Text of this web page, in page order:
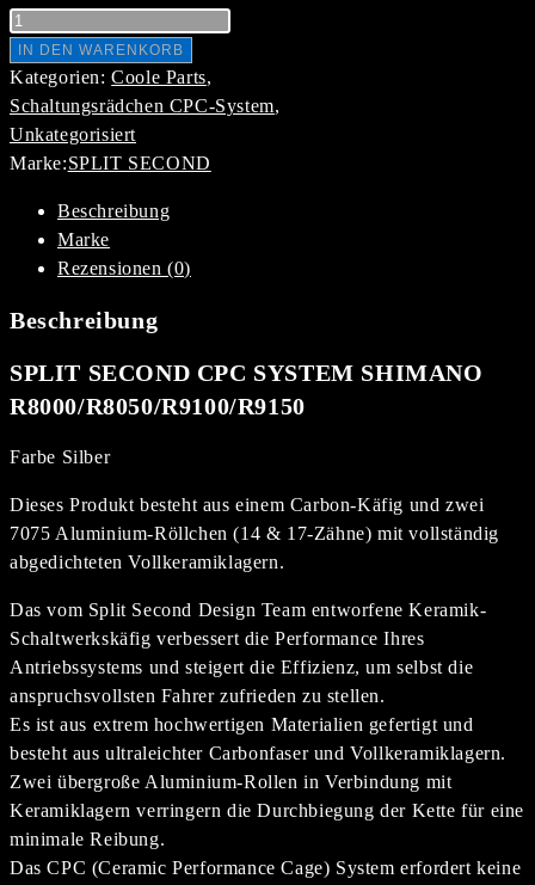
SPLIT
SECOND
CPC
SYSTEM
SHIMANO
R8000/R8050/R9100/R9150
Menge
IN DEN WARENKORB
Kategorien:Coole Parts,
Schaltungsrädchen CPC-System,
Unkategorisiert
Marke:SPLIT SECOND
Beschreibung
Marke
Rezensionen (0)
Beschreibung
SPLIT SECOND CPC SYSTEM SHIMANO
R8000/R8050/R9100/R9150
Farbe Silber
Dieses Produkt besteht aus einem Carbon-Käfig und zwei
7075 Aluminium-Röllchen (14 & 17-Zähne) mit vollständig
abgedichteten Vollkeramiklagern.
Das vom Split Second Design Team entworfene Keramik-
Schaltwerkskäfig verbessert die Performance Ihres
Antriebssystems und steigert die Effizienz, um selbst die
anspruchsvollsten Fahrer zufrieden zu stellen.
Es ist aus extrem hochwertigen Materialien gefertigt und
besteht aus ultraleichter Carbonfaser und Vollkeramiklagern.
Zwei übergroße Aluminium-Rollen in Verbindung mit
Keramiklagern verringern die Durchbiegung der Kette für eine
minimale Reibung.
Das CPC (Ceramic Performance Cage) System erfordert keine